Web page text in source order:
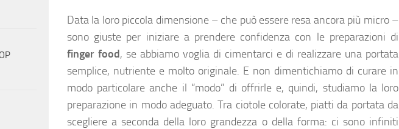
Data la loro piccola dimensione – che può essere resa ancora più micro –
sono giuste per iniziare a prendere confidenza con le preparazioni di
finger food, se abbiamo voglia di cimentarci e di realizzare una portata
semplice, nutriente e molto originale. E non dimentichiamo di curare in
modo particolare anche il “modo” di offrirle e, quindi, studiamo la loro
preparazione in modo adeguato. Tra ciotole colorate, piatti da portata da
scegliere a seconda della loro grandezza o della forma: ci sono infiniti